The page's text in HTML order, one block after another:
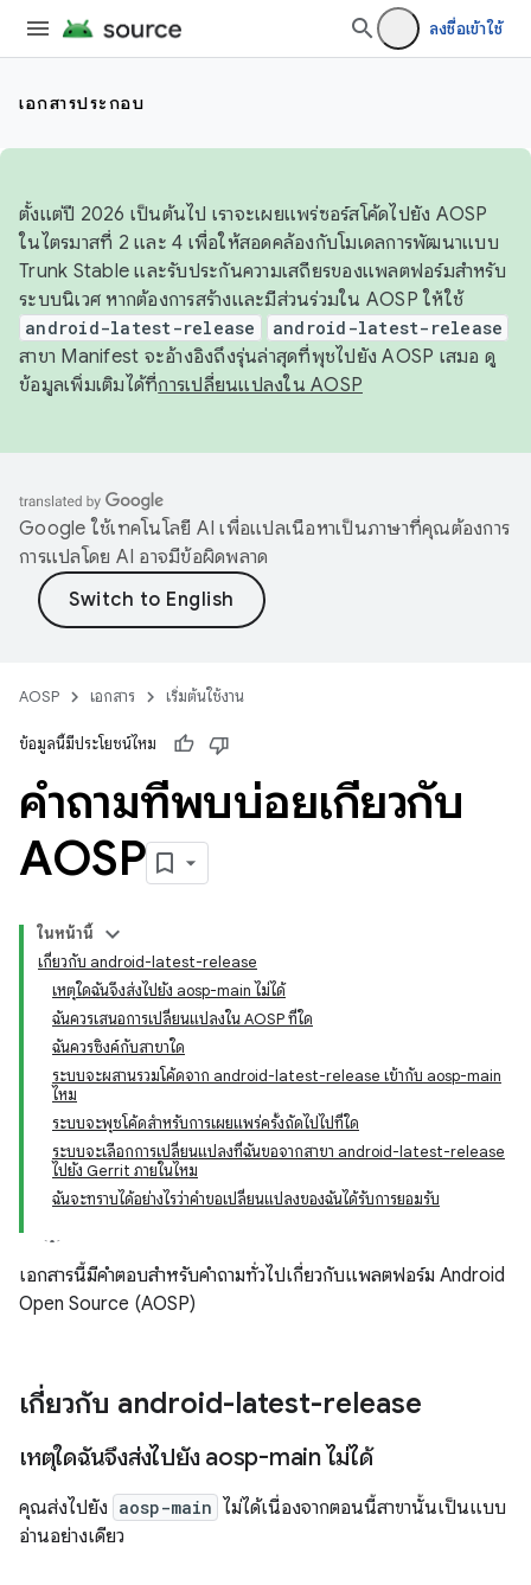
ลงชื่อเข้าใช้
เอกสารประกอบ
ตั้งแต่ปี 2026 เป็นต้นไป เราจะเผยแพร่ซอร์สโค้ดไปยัง AOSP
ในไตรมาสที่ 2 และ 4 เพื่อให้สอดคล้องกับโมเดลการพัฒนาแบบ
Trunk Stable และรับประกันความเสถียรของแพลตฟอร์มสำหรับ
ระบบนิเวศ หากต้องการสร้างและมีส่วนร่วมใน AOSP ให้ใช้
android-latest-release android-latest-release
สาขา Manifest จะอ้างอิงถึงรุ่นล่าสุดที่พุชไปยัง AOSP เสมอ ดู
ข้อมูลเพิ่มเติมได้ที่การเปลี่ยนแปลงใน AOSP
Google ใช้เทคโนโลยี AI เพื่อแปลเนื้อหาเป็นภาษาที่คุณต้องการ
การแปลโดย AI อาจมีข้อผิดพลาด
AOSP เอกสาร เริ่มต้นใช้งาน
ข้อมูลนี้มีประโยชน์ไหม
คำถามที่พบบ่อยเกี่ยวกับ
AOSP
ในหน้านี้
เกี่ยวกับ android-latest-release
เหตุใดฉันจึงส่งไปยัง aosp-main ไม่ได้
ฉันควรเสนอการเปลี่ยนแปลงใน AOSP ที่ใด
ฉันควรซิงค์กับสาขาใด
ระบบจะผสานรวมโค้ดจาก android-latest-release เข้ากับ aosp-main
ไหม
ระบบจะพุชโค้ดสำหรับการเผยแพร่ครั้งถัดไปไปที่ใด
ระบบจะเลือกการเปลี่ยนแปลงที่ฉันขอจากสาขา android-latest-release
ไปยัง Gerrit ภายในไหม
ฉันจะทราบได้อย่างไรว่าคำขอเปลี่ยนแปลงของฉันได้รับการยอมรับ
เอกสารนี้มีคำตอบสำหรับคำถามทั่วไปเกี่ยวกับแพลตฟอร์ม Android
Open Source (AOSP)
เกี่ยวกับ android-latest-release
เหตุใดฉันจึงส่งไปยัง aosp-main ไม่ได้
คุณส่งไปยัง aosp-main ไม่ได้เนื่องจากตอนนี้สาขานั้นเป็นแบบ
อ่านอย่างเดียว